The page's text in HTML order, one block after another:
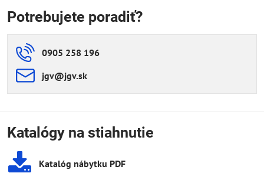
Potrebujete poradiť?
0905 258 196
jgv​@jgv​.sk
Katalógy na stiahnutie
Katalóg nábytku PDF